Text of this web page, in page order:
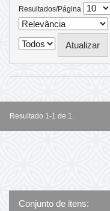
Resultados/Página
Resultado 1-1 de 1.
Conjunto de itens: